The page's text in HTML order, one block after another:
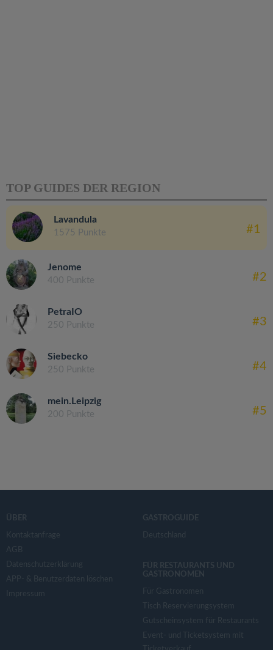
TOP GUIDES DER REGION
Lavandula
1575 Punkte #1
Jenome
400 Punkte #2
PetraIO
250 Punkte #3
Siebecko
250 Punkte #4
mein.Leipzig
200 Punkte #5
ÜBER
Kontaktanfrage
AGB
Datenschutzerklärung
APP- & Benutzerdaten löschen
Impressum
GASTROGUIDE
Deutschland
FÜR RESTAURANTS UND
GASTRONOMEN
Für Gastronomen
Tisch Reservierungsystem
Gutscheinsystem für Restaurants
Event- und Ticketsystem mit